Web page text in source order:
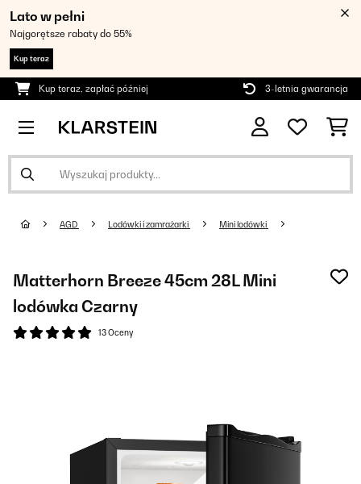
Lato w pełni
Najgorętsze rabaty do 55%
Kup teraz
Kup teraz, zapłać później 3-letnia gwarancja
AGD Lodówki i zamrażarki Mini lodówki
Matterhorn Breeze 45cm 28L Mini
lodówka Czarny
13 Oceny